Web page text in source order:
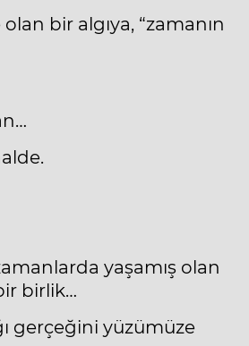
bir algıya, “zamanın
yaşamış olan
birlik…
gerçeğini yüzümüze